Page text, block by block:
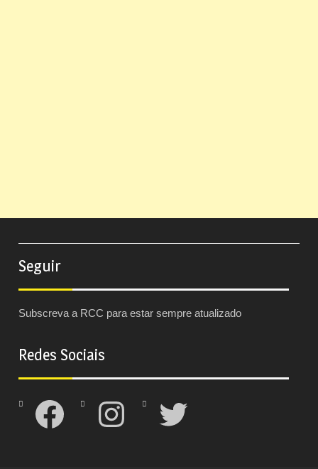
Seguir
Subscreva a RCC para estar sempre atualizado
Redes Sociais
Facebook Instagram Twitter